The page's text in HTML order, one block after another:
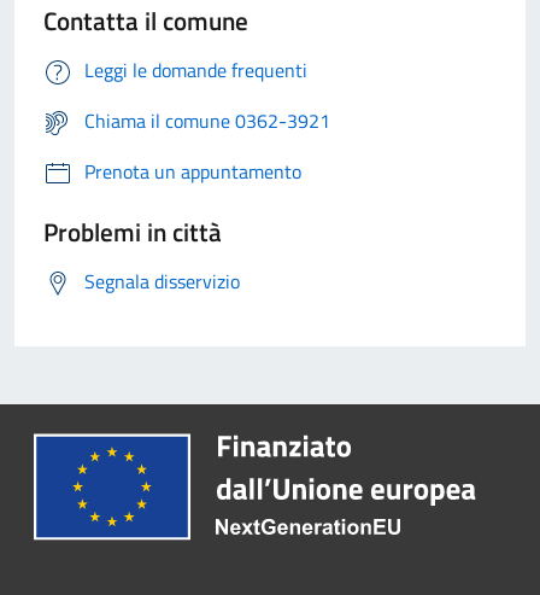
Contatta il comune
Leggi le domande frequenti
Chiama il comune 0362-3921
Prenota un appuntamento
Problemi in città
Segnala disservizio